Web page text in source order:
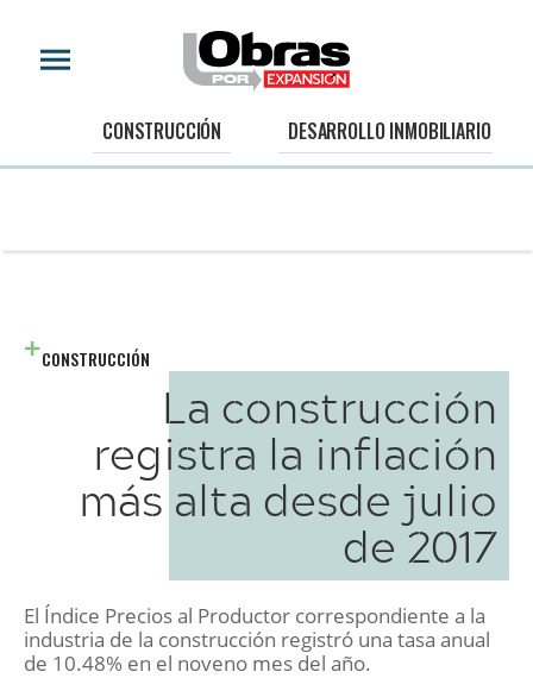
CONSTRUCCIÓN DESARROLLO INMOBILIARIO
CONSTRUCCIÓN
La construcción
registra la inflación
más alta desde julio
de 2017
El Índice Precios al Productor correspondiente a la
industria de la construcción registró una tasa anual
de 10.48% en el noveno mes del año.